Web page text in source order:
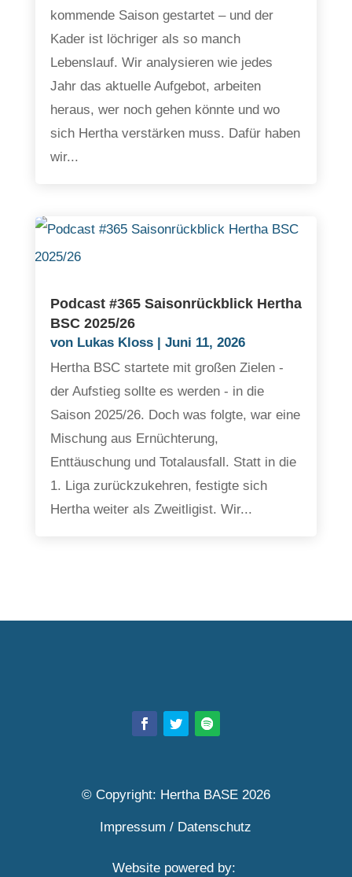
kommende Saison gestartet – und der
Kader ist löchriger als so manch
Lebenslauf. Wir analysieren wie jedes
Jahr das aktuelle Aufgebot, arbeiten
heraus, wer noch gehen könnte und wo
sich Hertha verstärken muss. Dafür haben
wir...
Podcast #365 Saisonrückblick Hertha
BSC 2025/26
von Lukas Kloss| Juni 11, 2026
Hertha BSC startete mit großen Zielen -
der Aufstieg sollte es werden - in die
Saison 2025/26. Doch was folgte, war eine
Mischung aus Ernüchterung,
Enttäuschung und Totalausfall. Statt in die
1. Liga zurückzukehren, festigte sich
Hertha weiter als Zweitligist. Wir...
© Copyright: Hertha BASE 2026
Impressum / Datenschutz
Website powered by: